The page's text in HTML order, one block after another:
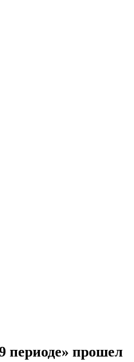
прошел